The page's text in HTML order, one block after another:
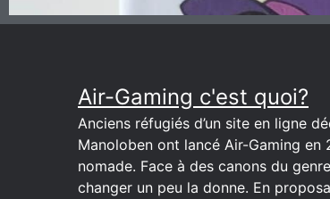
Air-Gaming c'est quoi?
Anciens réfugiés d’un site en ligne
Manoloben ont lancé Air-Gaming en
nomade. Face à des canons du
changer un peu la donne. En